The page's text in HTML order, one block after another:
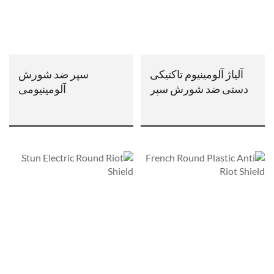
آلیاژ آلومینیوم تاکتیکی
دستی ضد شورش سپر
سپر ضد شورش
آلومینیومی